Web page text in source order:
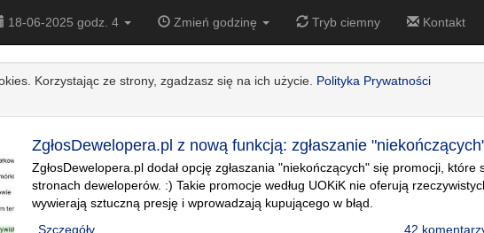
18-06-2025 godz. 4 Zmień godzinę Tryb ciemny Kontakt
Korzystając ze strony, zgadzasz się na ich użycie. Polityka Prywatności
ZgłosDewelopera.pl z nową funkcją: zgłaszanie
ZgłosDewelopera.pl dodał opcję zgłaszania "niekończących" się promocji,
stronach deweloperów. :) Takie promocje według UOKiK nie oferują
wywierają sztuczną presję i wprowadzają kupującego w błąd.
Szczegóły
42